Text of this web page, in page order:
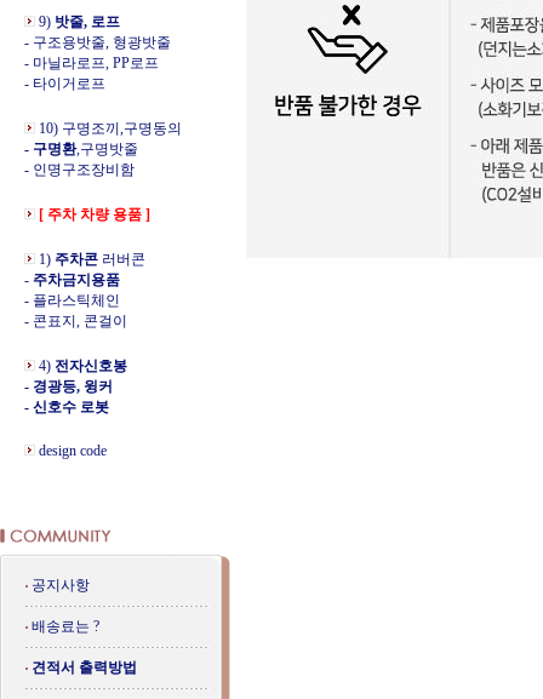
9) 밧줄, 로프
- 구조용밧줄, 형광밧줄
- 마닐라로프, PP로프
- 타이거로프
10) 구명조끼,구명동의
- 구명환,구명밧줄
- 인명구조장비함
[ 주차 차량 용품 ]
1) 주차콘 러버콘
- 주차금지용품
- 플라스틱체인
- 콘표지, 콘걸이
4) 전자신호봉
- 경광등, 윙커
- 신호수 로봇
design code
공지사항
배송료는 ?
견적서 출력방법